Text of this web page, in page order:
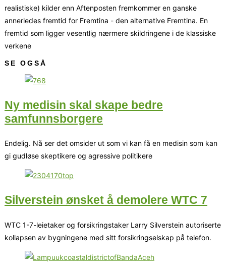
realistiske) kilder enn Aftenposten fremkommer en ganske
annerledes fremtid for Fremtina - den alternative Fremtina. En
fremtid som ligger vesentlig nærmere skildringene i de klassiske
verkene
SE OGSÅ
Ny medisin skal skape bedre
samfunnsborgere
Endelig. Nå ser det omsider ut som vi kan få en medisin som kan
gi gudløse skeptikere og agressive politikere
Silverstein ønsket å demolere WTC 7
WTC 1-7-leietaker og forsikringstaker Larry Silverstein autoriserte
kollapsen av bygningene med sitt forsikringselskap på telefon.